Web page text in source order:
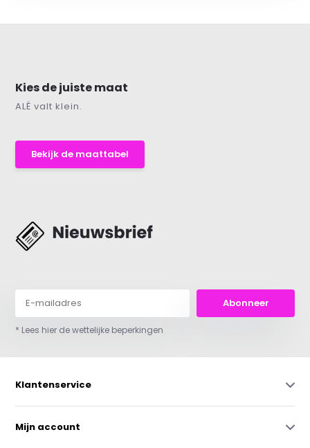
Kies de juiste maat
ALÉ valt klein.
Bekijk de maattabel
Abonneer
* Lees hier de wettelijke beperkingen
Klantenservice
Mijn account